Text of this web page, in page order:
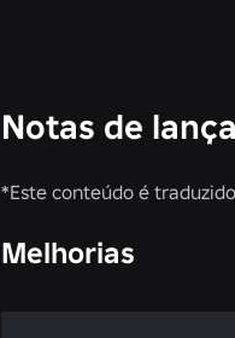
Notas de
*Este conteúdo é
Melhorias